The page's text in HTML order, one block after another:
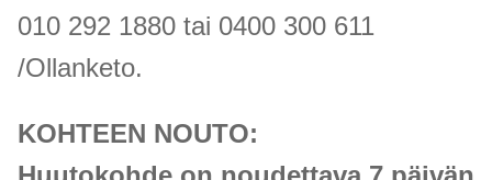
010 292 1880 tai 0400 300 611
/Ollanketo.
KOHTEEN NOUTO: